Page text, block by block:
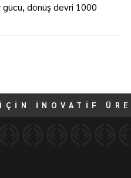
dönüş devri 1000
İNOVATİF